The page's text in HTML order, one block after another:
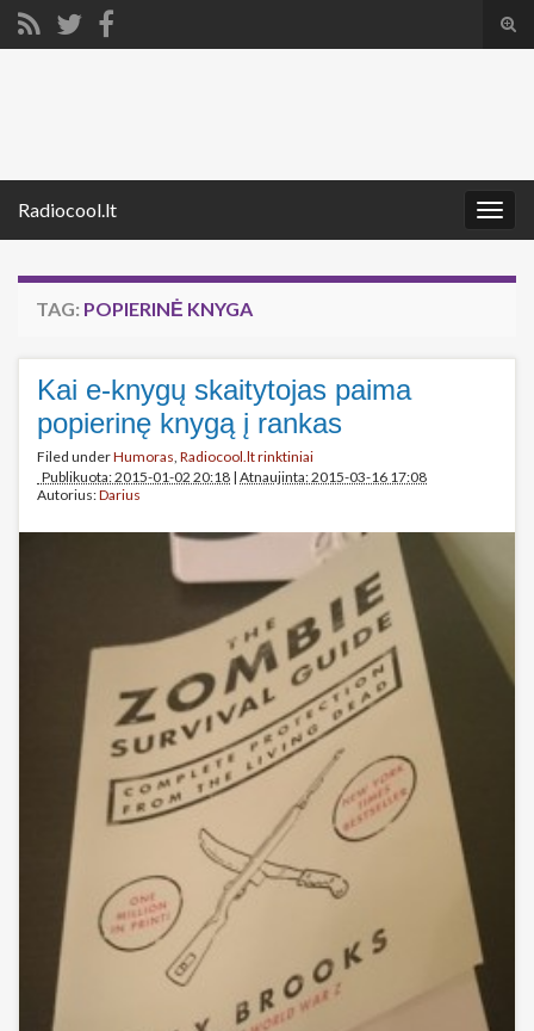
Radiocool.lt
TAG: POPIERINĖ KNYGA
Kai e-knygų skaitytojas paima
popierinę knygą į rankas
Filed underHumoras, Radiocool.lt rinktiniai
Publikuota: 2015-01-02 20:18 | Atnaujinta: 2015-03-16 17:08
Autorius:Darius